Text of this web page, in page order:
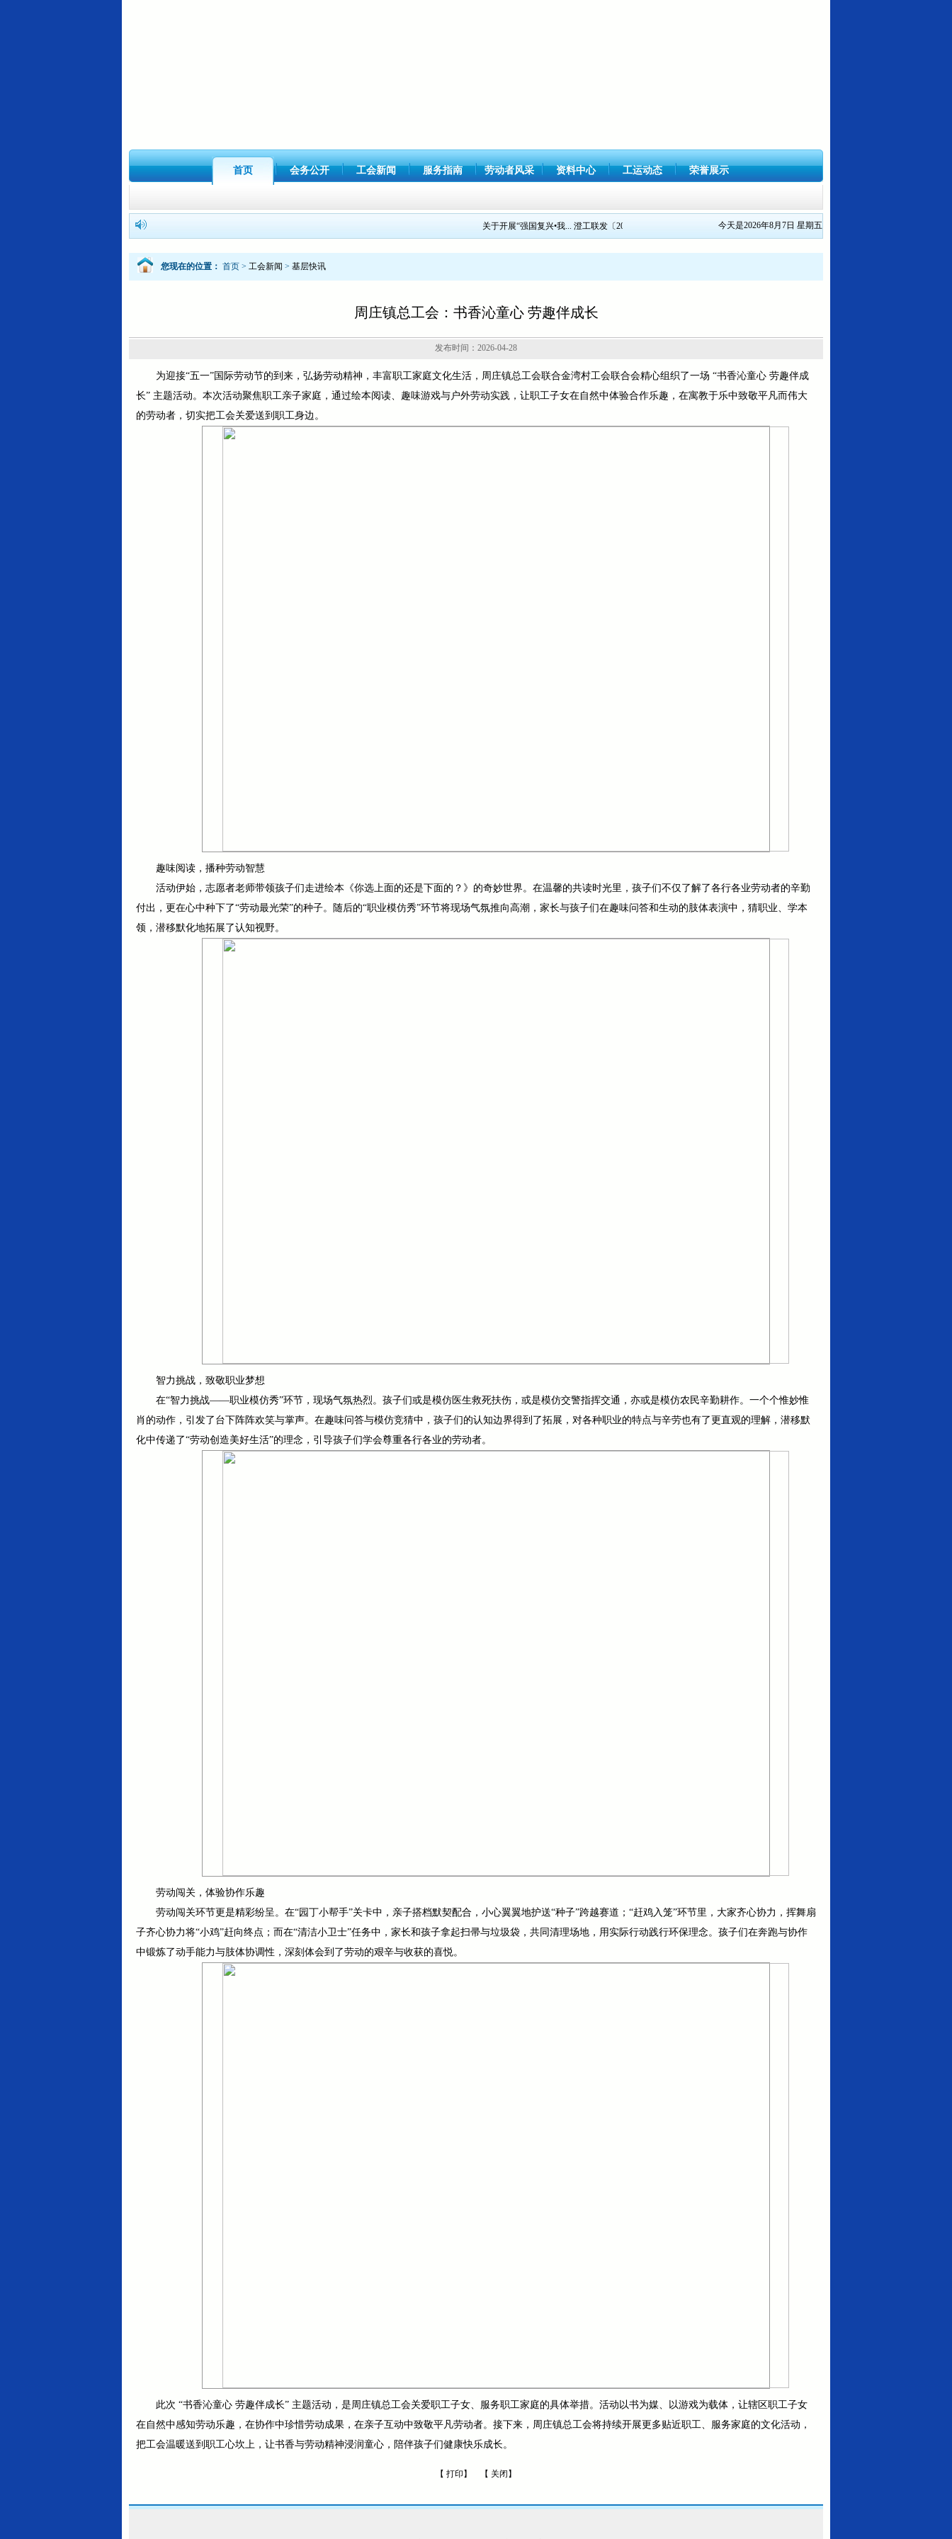
首页 会务公开 工会新闻 服务指南 劳动者风采 资料中心 工运动态 荣誉展示
关于开展“强国复兴•我... 澄工联发〔2021〕1号关... 今天是2026年8月7日 星期五
您现在的位置： 首页 > 工会新闻 > 基层快讯
周庄镇总工会：书香沁童心 劳趣伴成长
发布时间：2026-04-28
为迎接“五一”国际劳动节的到来，弘扬劳动精神，丰富职工家庭文化生活，周庄镇总工会联合金湾村工会联合会精心组织了一场 “书香沁童心 劳趣伴成
长” 主题活动。本次活动聚焦职工亲子家庭，通过绘本阅读、趣味游戏与户外劳动实践，让职工子女在自然中体验合作乐趣，在寓教于乐中致敬平凡而伟大
的劳动者，切实把工会关爱送到职工身边。
趣味阅读，播种劳动智慧
活动伊始，志愿者老师带领孩子们走进绘本《你选上面的还是下面的？》的奇妙世界。在温馨的共读时光里，孩子们不仅了解了各行各业劳动者的辛勤
付出，更在心中种下了“劳动最光荣”的种子。随后的“职业模仿秀”环节将现场气氛推向高潮，家长与孩子们在趣味问答和生动的肢体表演中，猜职业、学本
领，潜移默化地拓展了认知视野。
智力挑战，致敬职业梦想
在“智力挑战——职业模仿秀”环节，现场气氛热烈。孩子们或是模仿医生救死扶伤，或是模仿交警指挥交通，亦或是模仿农民辛勤耕作。一个个惟妙惟
肖的动作，引发了台下阵阵欢笑与掌声。在趣味问答与模仿竞猜中，孩子们的认知边界得到了拓展，对各种职业的特点与辛劳也有了更直观的理解，潜移默
化中传递了“劳动创造美好生活”的理念，引导孩子们学会尊重各行各业的劳动者。
劳动闯关，体验协作乐趣
劳动闯关环节更是精彩纷呈。在“园丁小帮手”关卡中，亲子搭档默契配合，小心翼翼地护送“种子”跨越赛道；“赶鸡入笼”环节里，大家齐心协力，挥舞扇
子齐心协力将“小鸡”赶向终点；而在“清洁小卫士”任务中，家长和孩子拿起扫帚与垃圾袋，共同清理场地，用实际行动践行环保理念。孩子们在奔跑与协作
中锻炼了动手能力与肢体协调性，深刻体会到了劳动的艰辛与收获的喜悦。
此次 “书香沁童心 劳趣伴成长” 主题活动，是周庄镇总工会关爱职工子女、服务职工家庭的具体举措。活动以书为媒、以游戏为载体，让辖区职工子女
在自然中感知劳动乐趣，在协作中珍惜劳动成果，在亲子互动中致敬平凡劳动者。接下来，周庄镇总工会将持续开展更多贴近职工、服务家庭的文化活动，
把工会温暖送到职工心坎上，让书香与劳动精神浸润童心，陪伴孩子们健康快乐成长。
【 打印 】 【 关闭 】